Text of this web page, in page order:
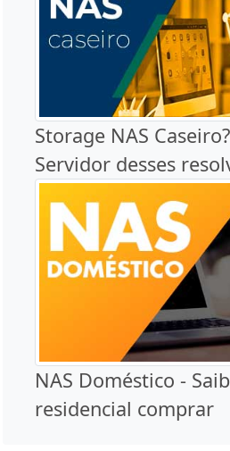
Storage NAS
Servidor desses
NAS Doméstico -
residencial comprar